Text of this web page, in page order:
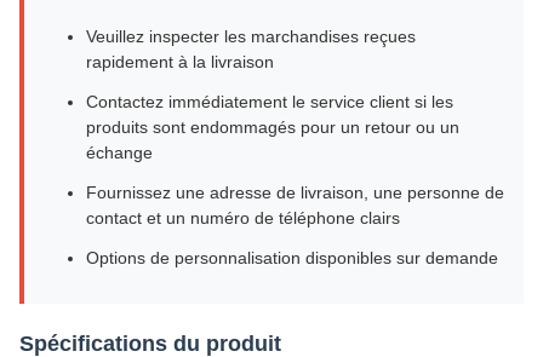
Veuillez inspecter les marchandises reçues
rapidement à la livraison
Contactez immédiatement le service client si les
produits sont endommagés pour un retour ou un
échange
Fournissez une adresse de livraison, une personne de
contact et un numéro de téléphone clairs
Options de personnalisation disponibles sur demande
Spécifications du produit